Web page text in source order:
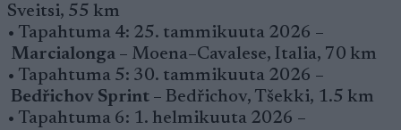
Sveitsi, 55 km
• Tapahtuma 4: 25. tammikuuta 2026 –
Marcialonga – Moena–Cavalese, Italia, 70 km
• Tapahtuma 5: 30. tammikuuta 2026 –
Bedřichov Sprint – Bedřichov, Tšekki, 1.5 km
• Tapahtuma 6: 1. helmikuuta 2026 –